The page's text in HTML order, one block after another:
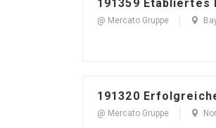
191359
@ Mercato Gruppe
191320
@ Mercato Gruppe